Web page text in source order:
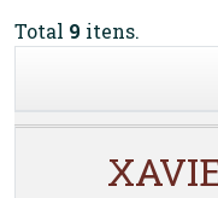
Total 9 itens.